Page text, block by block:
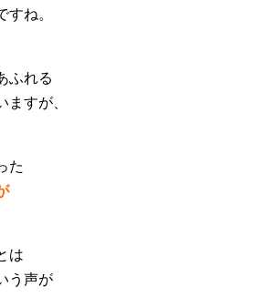
すね。
ふれる
すが、
た
は
う声が